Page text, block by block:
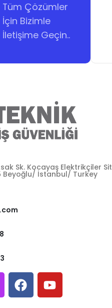
Tüm Çözümler
İçin Bizimle
İletişime Geçin..
Sk. Kocayaş Elektrikçiler Sit
Beyoğlu/ İstanbul/ Turkey